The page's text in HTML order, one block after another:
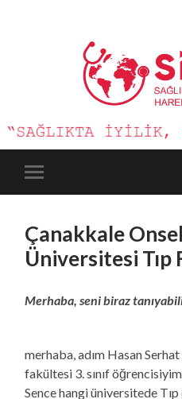
mobile
Çanakkale
Üniversitesi Tıp
Merhaba, seni biraz
merhaba, adım Hasan
fakültesi 3. sınıf öğrencisiyim
Sence hangi üniversitede